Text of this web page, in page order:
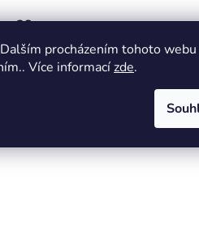
procházením tohoto webu
Více informacízde.
38cm
41cm